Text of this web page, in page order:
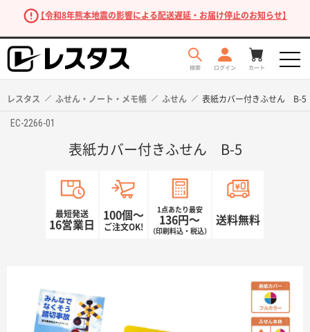
【令和8年熊本地震の影響による配送遅延・お届け停止のお知らせ】
レスタス ふせん・ノート・メモ帳 ふせん 表紙カバー付きふせん B-5
EC-2266-01
表紙カバー付きふせん B-5
最短発送
16営業日
100個〜
ご注文OK!
1点あたり最安
136円〜
（印刷料込・税込）
送料無料